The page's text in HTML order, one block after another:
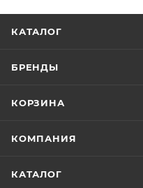
КАТАЛОГ
БРЕНДЫ
КОРЗИНА
КОМПАНИЯ
КАТАЛОГ